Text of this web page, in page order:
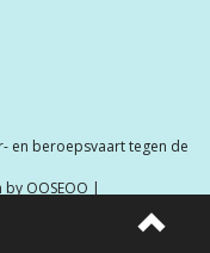
en beroepsvaart tegen de
by OOSEOO |